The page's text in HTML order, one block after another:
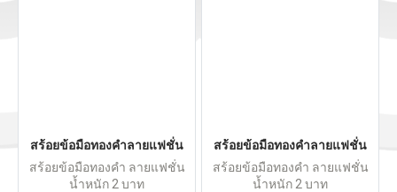
สร้อยข้อมือทองคำลายแฟชั่น
สร้อยข้อมือทองคำ ลายแฟชั่น
น้ำหนัก 2 บาท
สร้อยข้อมือทองคำลายแฟชั่น
สร้อยข้อมือทองคำ ลายแฟชั่น
น้ำหนัก 2 บาท